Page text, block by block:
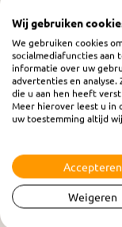
Vrouw in
vrijdag 14
Wij gebruiken
We gebruiken cookies
socialmediafuncties aan
informatie over uw
advertenties en
die u aan hen heeft
Meer hierover leest u in
uw toestemming altijd
Accepteren
Weigeren